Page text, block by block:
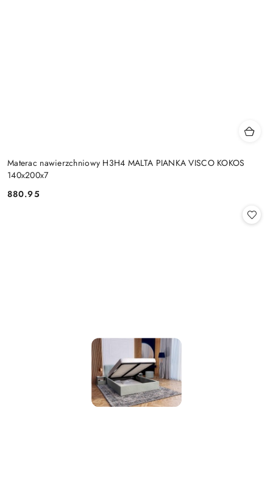
Materac nawierzchniowy H3H4 MALTA PIANKA VISCO KOKOS
140x200x7
Cena:
880.95